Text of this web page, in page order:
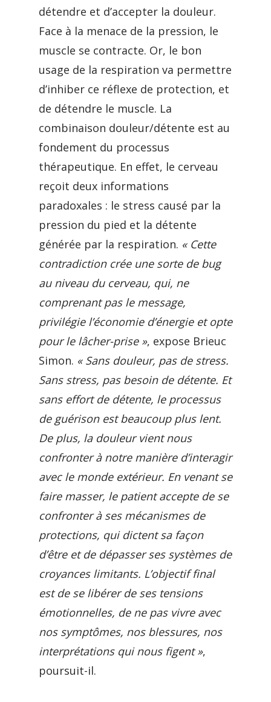
détendre et d’accepter la douleur.
Face à la menace de la pression, le
muscle se contracte. Or, le bon
usage de la respiration va permettre
d’inhiber ce réflexe de protection, et
de détendre le muscle. La
combinaison douleur/détente est au
fondement du processus
thérapeutique. En effet, le cerveau
reçoit deux informations
paradoxales : le stress causé par la
pression du pied et la détente
générée par la respiration. « Cette
contradiction crée une sorte de bug
au niveau du cerveau, qui, ne
comprenant pas le message,
privilégie l’économie d’énergie et opte
pour le lâcher-prise », expose Brieuc
Simon. « Sans douleur, pas de stress.
Sans stress, pas besoin de détente. Et
sans effort de détente, le processus
de guérison est beaucoup plus lent.
De plus, la douleur vient nous
confronter à notre manière d’interagir
avec le monde extérieur. En venant se
faire masser, le patient accepte de se
confronter à ses mécanismes de
protections, qui dictent sa façon
d’être et de dépasser ses systèmes de
croyances limitants. L’objectif final
est de se libérer de ses tensions
émotionnelles, de ne pas vivre avec
nos symptômes, nos blessures, nos
interprétations qui nous figent »,
poursuit-il.